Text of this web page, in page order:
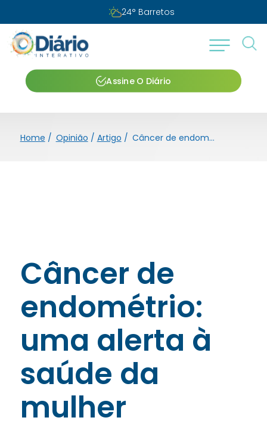
24° Barretos
Assine O Diário
Home / Opinião / Artigo / Câncer de endométrio: uma alerta à saúde da mulher
Câncer de
endométrio:
uma alerta à
saúde da
mulher